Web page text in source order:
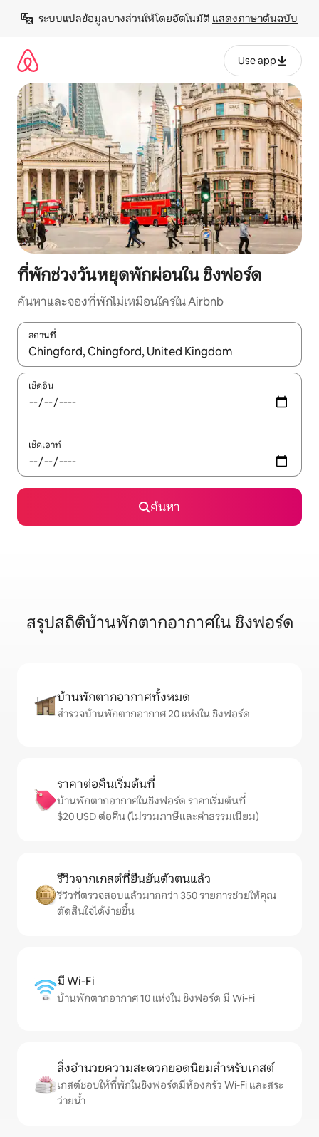
เนื้อหา
ระบบแปลข้อมูลบางส่วนให้โดยอัตโนมัติ แสดงภาษาต้นฉบับ
Use app
ที่พักช่วงวันหยุดพักผ่อนใน ชิงฟอร์ด
ค้นหาและจองที่พักไม่เหมือนใครใน Airbnb
สถานที่
ใช้ลูกศรขึ้นลง หรือใช้การสัมผัสหรือปัด เพื่อสำรวจผลการค้นหา
เช็คอิน
เช็คเอาท์
ค้นหา
สรุปสถิติบ้านพักตากอากาศใน ชิงฟอร์ด
บ้านพักตากอากาศทั้งหมด
สำรวจบ้านพักตากอากาศ 20 แห่งใน ชิงฟอร์ด
ราคาต่อคืนเริ่มต้นที่
บ้านพักตากอากาศในชิงฟอร์ด ราคาเริ่มต้นที่
$20 USD ต่อคืน (ไม่รวมภาษีและค่าธรรมเนียม)
รีวิวจากเกสต์ที่ยืนยันตัวตนแล้ว
รีวิวที่ตรวจสอบแล้วมากกว่า 350 รายการช่วยให้คุณ
ตัดสินใจได้ง่ายขึ้น
มี Wi-Fi
บ้านพักตากอากาศ 10 แห่งใน ชิงฟอร์ด มี Wi-Fi
สิ่งอำนวยความสะดวกยอดนิยมสำหรับเกสต์
เกสต์ชอบให้ที่พักในชิงฟอร์ดมีห้องครัว Wi-Fi และสระ
ว่ายน้ำ